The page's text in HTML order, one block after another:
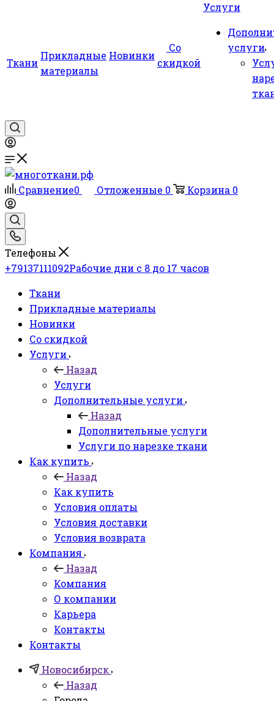
Ткани
Прикладные
материалы
Новинки
Со
скидкой
Услуги
услуги
Сравнение0 Отложенные 0 Корзина 0
Телефоны
+79137111092Рабочие дни с 8 до 17 часов
Ткани
Прикладные материалы
Новинки
Со скидкой
Услуги
Назад
Услуги
Дополнительные услуги
Назад
Дополнительные услуги
Услуги по нарезке ткани
Как купить
Назад
Как купить
Условия оплаты
Условия доставки
Условия возврата
Компания
Назад
Компания
О компании
Карьера
Контакты
Контакты
Новосибирск
Назад